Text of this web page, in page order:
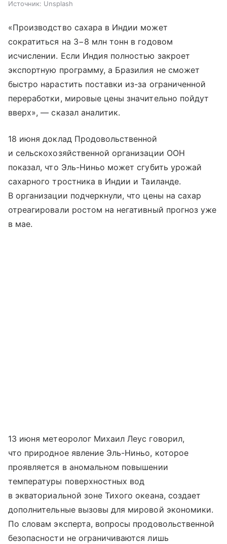
Источник: Unsplash
«Производство сахара в Индии может
сократиться на 3−8 млн тонн в годовом
исчислении. Если Индия полностью закроет
экспортную программу, а Бразилия не сможет
быстро нарастить поставки из-за ограниченной
переработки, мировые цены значительно пойдут
вверх», — сказал аналитик.
18 июня доклад Продовольственной
и сельскохозяйственной организации ООН
показал, что Эль-Ниньо может сгубить урожай
сахарного тростника в Индии и Таиланде.
В организации подчеркнули, что цены на сахар
отреагировали ростом на негативный прогноз уже
в мае.
13 июня метеоролог Михаил Леус говорил,
что природное явление Эль-Ниньо, которое
проявляется в аномальном повышении
температуры поверхностных вод
в экваториальной зоне Тихого океана, создает
дополнительные вызовы для мировой экономики.
По словам эксперта, вопросы продовольственной
безопасности не ограничиваются лишь